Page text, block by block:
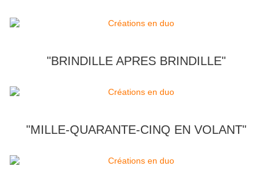
"BRINDILLE APRES BRINDILLE"
"MILLE-QUARANTE-CINQ EN VOLANT"